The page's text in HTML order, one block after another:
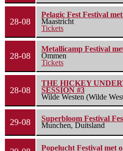
28-08
Pelagic Fest Festival
Maastricht
Tickets
28-08
Metallicamp Festival
Ommen
Tickets
28-08
THE HICKEY
SESSION #3
Wilde Westen (Wilde
29-08
Superbloom Festival
Munchen, Duitsland
Popelucht Festival met